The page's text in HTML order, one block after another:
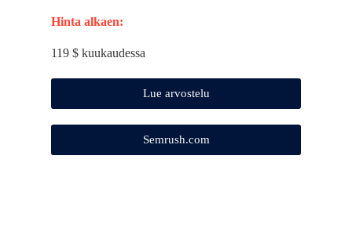
Hinta alkaen:
119 $ kuukaudessa
Lue arvostelu
Semrush.com